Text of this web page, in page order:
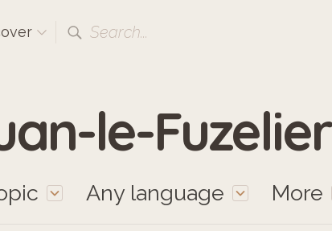
Search...
le-Fuzelier
Any language More